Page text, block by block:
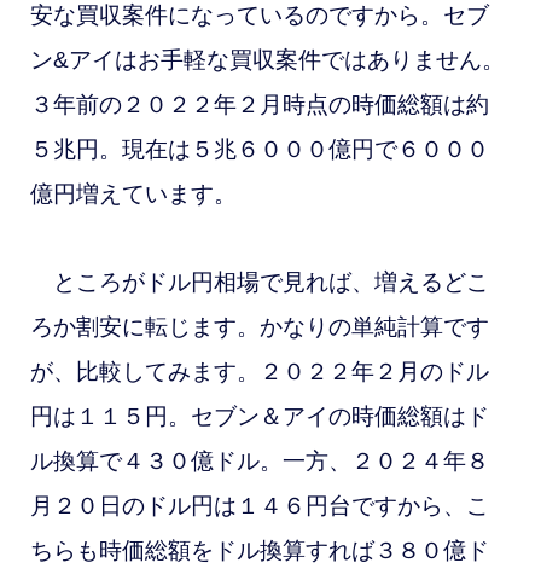
安な買収案件になっているのですから。セブ
ン&アイはお手軽な買収案件ではありません。
３年前の２０２２年２月時点の時価総額は約
５兆円。現在は５兆６０００億円で６０００
億円増えています。
ところがドル円相場で見れば、増えるどこ
ろか割安に転じます。かなりの単純計算です
が、比較してみます。２０２２年２月のドル
円は１１５円。セブン＆アイの時価総額はド
ル換算で４３０億ドル。一方、２０２４年８
月２０日のドル円は１４６円台ですから、こ
ちらも時価総額をドル換算すれば３８０億ド